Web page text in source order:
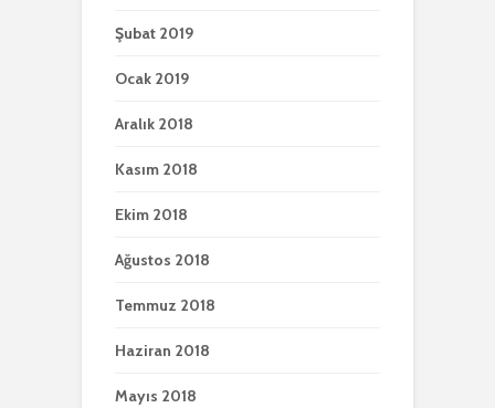
Şubat 2019
Ocak 2019
Aralık 2018
Kasım 2018
Ekim 2018
Ağustos 2018
Temmuz 2018
Haziran 2018
Mayıs 2018